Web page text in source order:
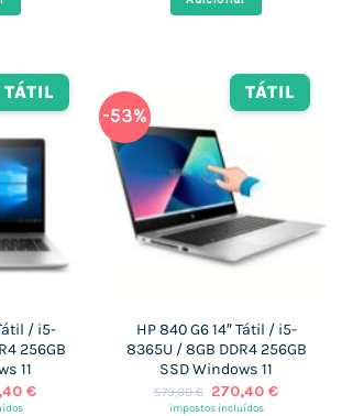
€.
904,15 €.
TÁTIL
/ i5-
256GB
11
€O
-53%
TÁTIL
HP 840 G6 14″ Tátil / i5-
8365U / 8GB DDR4 256GB
SSD Windows 11
579,00€ O
preço
270,40€O
impostos incluídos